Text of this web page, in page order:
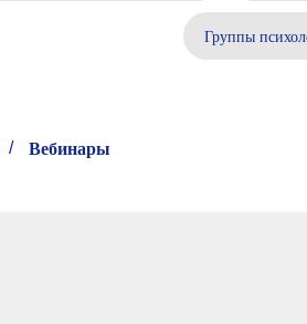
Группы
/ Вебинары